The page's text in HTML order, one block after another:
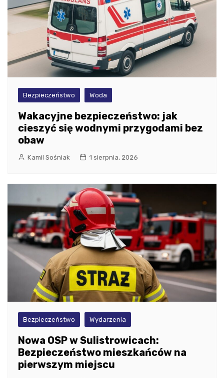
Bezpieczeństwo Woda
Wakacyjne bezpieczeństwo: jak
cieszyć się wodnymi przygodami bez
obaw
Kamil Sośniak 1 sierpnia, 2026
Bezpieczeństwo Wydarzenia
Nowa OSP w Sulistrowicach:
Bezpieczeństwo mieszkańców na
pierwszym miejscu